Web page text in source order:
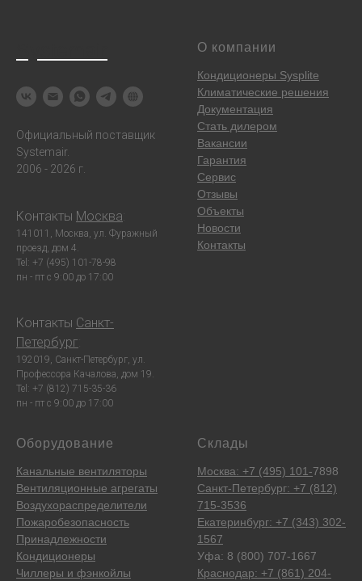
Официальный поставщик
Systemair.
2006 - 2026 г.
Контакты Москва
141011, Москва, ул. Фуражный
проезд, дом 4.
Tel: +7 (495) 101-78-98
пн - пт с 9:00 до 17:00
Контакты Санкт-
Петербург
192019, Санкт-Петербург, ул.
Профессора Качалова, дом 19.
Tel: +7 (812) 715-35-36
пн - пт с 9:00 до 17:00
О компании
Кондиционеры Sysplite
Климатические решения
Документация
Стать дилером
Вакансии
Гарантия
Сервис
Отзывы
Объекты
Новости
Контакты
Оборудование
Канальные вентиляторы
Вентиляционные агрегаты
Воздухораспределители
Пожаробезопасность
Принадлежности
Кондиционеры
Чиллеры и фэнкойлы
Склады
Москва: +7 (495) 101-7898
Санкт-Петербург: +7 (812)
715-3536
Екатеринбург: +7 (343) 302-
1567
Уфа: 8 (800) 707-1667
Краснодар: +7 (861) 204-